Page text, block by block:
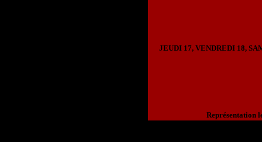
JEUDI 17, VENDREDI 18,
Représentation